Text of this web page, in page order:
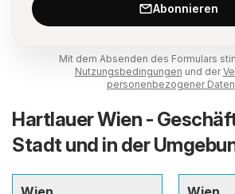
Abonnieren
Mit dem Absenden des Formulars
Nutzungsbedingungen und der
personenbezogener Daten
Hartlauer Wien -
Stadt und in der